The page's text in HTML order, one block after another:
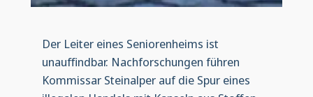
Der Leiter eines Seniorenheims ist
unauffindbar. Nachforschungen führen
Kommissar Steinalper auf die Spur eines